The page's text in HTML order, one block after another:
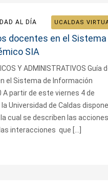
AL DÍA UCALDAS
docentes en el Sistema
SIA
Y ADMINISTRATIVOS Guía
el Sistema de Información
partir de este viernes 4 de
Universidad de Caldas
cual se describen las acciones
interacciones que […]